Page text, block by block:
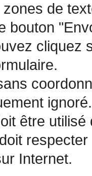
de
bouton
cliquez
ignoré.
être utilisé
Internet.